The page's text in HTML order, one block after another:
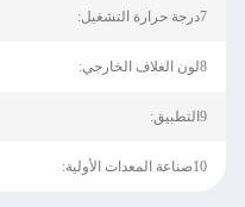
7درجة حرارة التشغيل:
8لون الغلاف الخارجي:
9التطبيق:
10صناعة المعدات الأولية: